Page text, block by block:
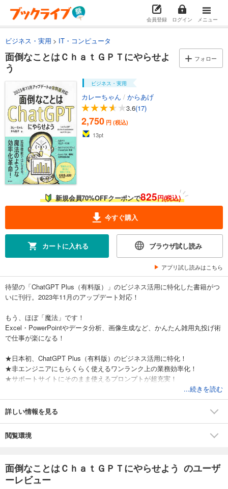
会員登録 ログイン メニュー
ビジネス・実用 IT・コンピュータ
面倒なことはＣｈａｔＧＰＴにやらせよ
う
フォロー
ビジネス・実用
カレーちゃん / からあげ
3.6(17)
2,750 円 (税込)
13pt
新規会員70%OFFクーポンで825円(税込)
今すぐ購入
カートに入れる ブラウザ試し読み
アプリ試し読みはこちら
待望の「ChatGPT Plus（有料版）」のビジネス活用に特化した書籍がつ
いに刊行。2023年11月のアップデート対応！
もう、ほぼ「魔法」です！
Excel・PowerPointやデータ分析、画像生成など、かんたん雑用丸投げ術
で仕事が楽になる！
★日本初、ChatGPT Plus（有料版）のビジネス活用に特化！
★非エンジニアにもらくらく使えるワンランク上の業務効率化！
★サポートサイトにそのまま使えるプロンプトが超充実！
【推薦の言葉】
ChatGPTがさまざまなデータの分析や加工を行えることはあまり知られ
ータサイエンティストがデータ処理のプログラムを自由自在に書くのと
同じくらいのことが、普通の人にも驚くほど簡単にできるようになる。
タの分析や加工に一歩踏み出したい人には読んでいただきたい。
――松尾豊氏（東京大学教授）
...続きを読む
詳しい情報を見る
閲覧環境
面倒なことはＣｈａｔＧＰＴにやらせよう のユーザ
ーレビュー